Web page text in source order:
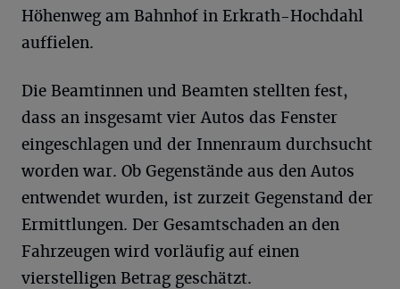
Höhenweg am Bahnhof in Erkrath-Hochdahl
auffielen.
Die Beamtinnen und Beamten stellten fest,
dass an insgesamt vier Autos das Fenster
eingeschlagen und der Innenraum durchsucht
worden war. Ob Gegenstände aus den Autos
entwendet wurden, ist zurzeit Gegenstand der
Ermittlungen. Der Gesamtschaden an den
Fahrzeugen wird vorläufig auf einen
vierstelligen Betrag geschätzt.